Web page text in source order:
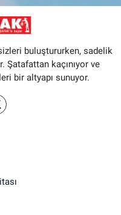
buluştururken, sadelik
Şatafattan kaçınıyor ve
bir altyapı sunuyor.